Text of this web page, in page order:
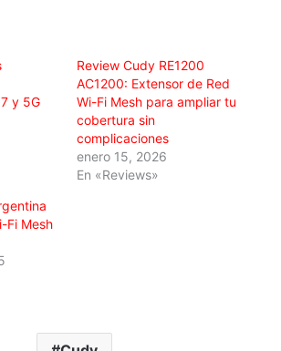
y 5G
Review Cudy RE1200
AC1200: Extensor de Red
Wi-Fi Mesh para ampliar tu
cobertura sin
complicaciones
enero 15, 2026
En «Reviews»
Fi Mesh